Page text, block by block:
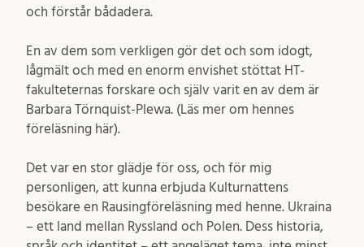
och förstår bådadera.
En av dem som verkligen gör det och som idogt,
lågmält och med en enorm envishet stöttat HT-
fakulteternas forskare och själv varit en av dem är
Barbara Törnquist-Plewa. (Läs mer om hennes
föreläsning här).
Det var en stor glädje för oss, och för mig
personligen, att kunna erbjuda Kulturnattens
besökare en Rausingföreläsning med henne. Ukraina
– ett land mellan Ryssland och Polen. Dess historia,